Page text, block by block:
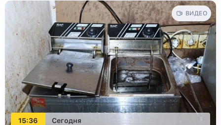
15:36 Сегодня
ВИДЕО